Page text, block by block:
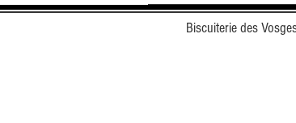
Biscuiterie des